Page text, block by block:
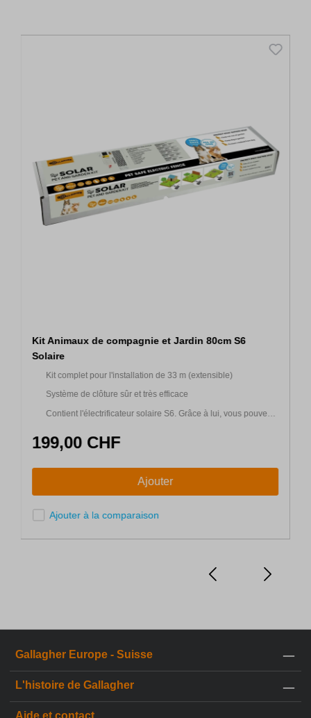
Kit Animaux de compagnie et Jardin 80cm S6
Solaire
Kit complet pour l'installation de 33 m (extensible)
Système de clôture sûr et très efficace
Contient l'électrificateur solaire S6. Grâce à lui, vous pouvez
199,00 CHF
Ajouter
Ajouter à la comparaison
Gallagher Europe - Suisse
L'histoire de Gallagher
Aide et contact